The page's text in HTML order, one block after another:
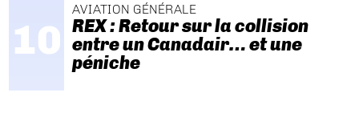
AVIATION GÉNÉRALE
REX : Retour sur la collision
entre un Canadair… et une
péniche